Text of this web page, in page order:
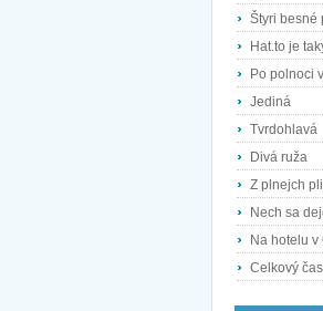
Štyri besné
Hat.to je
Po polnoci
Jediná
Tvrdohlavá
Divá ruža
Z plnejch
Nech sa
Na hotelu v
Celkový